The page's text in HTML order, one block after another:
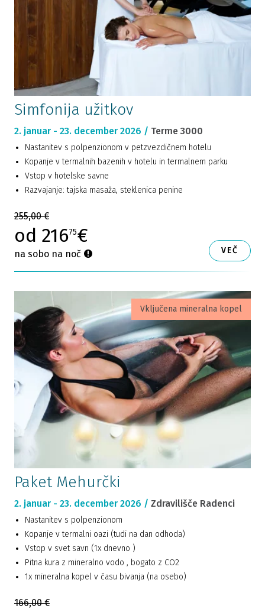
Simfonija užitkov
2. januar - 23. december 2026 / Terme 3000
Nastanitev s polpenzionom v petzvezdičnem hotelu
Kopanje v termalnih bazenih v hotelu in termalnem parku
Vstop v hotelske savne
Razvajanje: tajska masaža, steklenica penine
255,00 €
od 21675€
na sobo na noč VEČ
Vključena mineralna kopel
Paket Mehurčki
2. januar - 23. december 2026 / Zdravilišče Radenci
Nastanitev s polpenzionom
Kopanje v termalni oazi (tudi na dan odhoda)
Vstop v svet savn (1x dnevno )
Pitna kura z mineralno vodo , bogato z CO2
1x mineralna kopel v času bivanja (na osebo)
166,00 €